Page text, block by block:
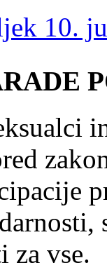
10.
za vse.